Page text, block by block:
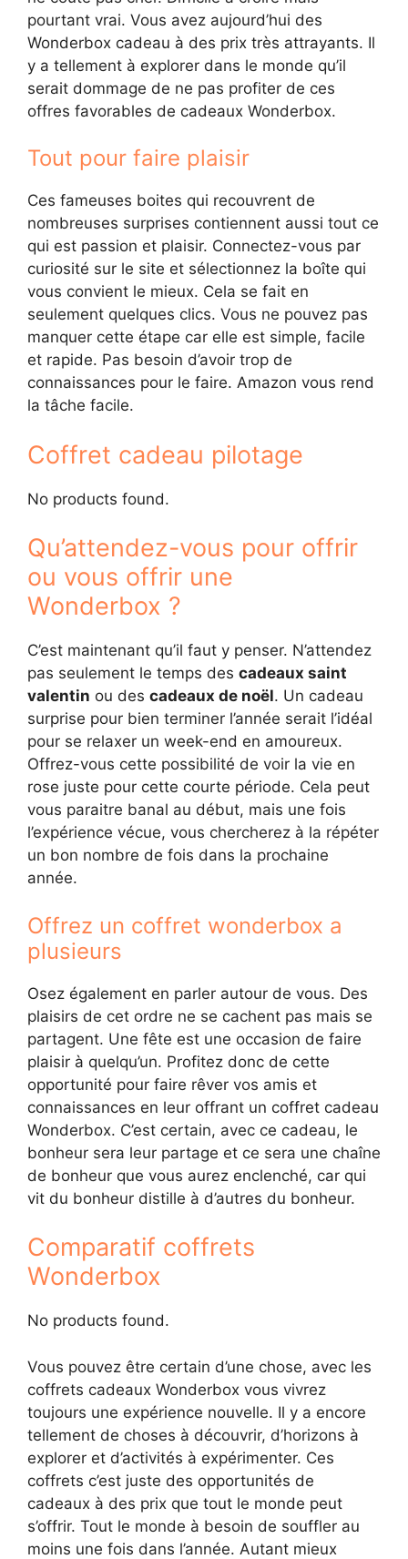
pourtant vrai. Vous avez aujourd’hui des
Wonderbox cadeau à des prix très attrayants. Il
y a tellement à explorer dans le monde qu’il
serait dommage de ne pas profiter de ces
offres favorables de cadeaux Wonderbox.
Tout pour faire plaisir
Ces fameuses boites qui recouvrent de
nombreuses surprises contiennent aussi tout ce
qui est passion et plaisir. Connectez-vous par
curiosité sur le site et sélectionnez la boîte qui
vous convient le mieux. Cela se fait en
seulement quelques clics. Vous ne pouvez pas
manquer cette étape car elle est simple, facile
et rapide. Pas besoin d’avoir trop de
connaissances pour le faire. Amazon vous rend
la tâche facile.
Coffret cadeau pilotage
No products found.
Qu’attendez-vous pour offrir
ou vous offrir une
Wonderbox ?
C’est maintenant qu’il faut y penser. N’attendez
pas seulement le temps des cadeaux saint
valentin ou des cadeaux de noël. Un cadeau
surprise pour bien terminer l’année serait l’idéal
pour se relaxer un week-end en amoureux.
Offrez-vous cette possibilité de voir la vie en
rose juste pour cette courte période. Cela peut
vous paraitre banal au début, mais une fois
l’expérience vécue, vous chercherez à la répéter
un bon nombre de fois dans la prochaine
année.
Offrez un coffret wonderbox a
plusieurs
Osez également en parler autour de vous. Des
plaisirs de cet ordre ne se cachent pas mais se
partagent. Une fête est une occasion de faire
plaisir à quelqu’un. Profitez donc de cette
opportunité pour faire rêver vos amis et
connaissances en leur offrant un coffret cadeau
Wonderbox. C’est certain, avec ce cadeau, le
bonheur sera leur partage et ce sera une chaîne
de bonheur que vous aurez enclenché, car qui
vit du bonheur distille à d’autres du bonheur.
Comparatif coffrets
Wonderbox
No products found.
Vous pouvez être certain d’une chose, avec les
coffrets cadeaux Wonderbox vous vivrez
toujours une expérience nouvelle. Il y a encore
tellement de choses à découvrir, d’horizons à
explorer et d’activités à expérimenter. Ces
coffrets c’est juste des opportunités de
cadeaux à des prix que tout le monde peut
s’offrir. Tout le monde à besoin de souffler au
moins une fois dans l’année. Autant mieux